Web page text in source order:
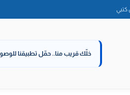
كتبي
خلّك قريب منا..حمّل تطبيقنا